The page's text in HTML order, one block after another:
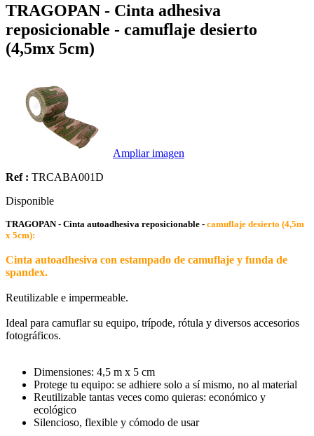
TRAGOPAN - Cinta adhesiva
reposicionable - camuflaje desierto
(4,5mx 5cm)
Ampliar imagen
Ref : TRCABA001D
Disponible
TRAGOPAN - Cinta autoadhesiva reposicionable - camuflaje desierto (4,5m
x 5cm):
Cinta autoadhesiva con estampado de camuflaje y funda de
spandex.
Reutilizable e impermeable.
Ideal para camuflar su equipo, trípode, rótula y diversos accesorios
fotográficos.
Dimensiones: 4,5 m x 5 cm
Protege tu equipo: se adhiere solo a sí mismo, no al material
Reutilizable tantas veces como quieras: económico y
ecológico
Silencioso, flexible y cómodo de usar